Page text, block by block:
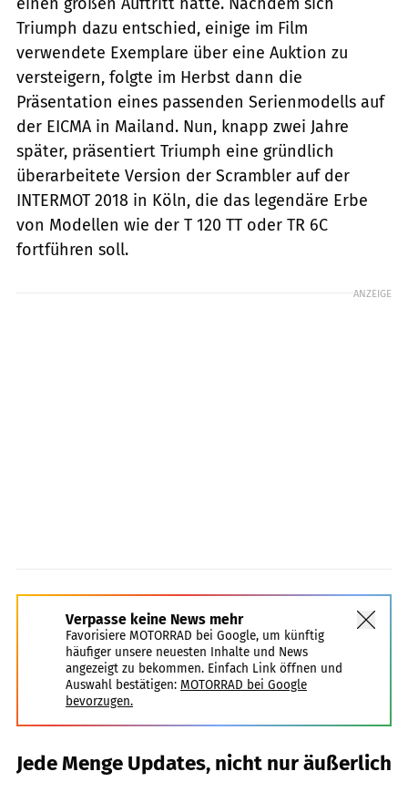
Triumph dazu entschied, einige im Film
verwendete Exemplare über eine Auktion zu
versteigern, folgte im Herbst dann die
Präsentation eines passenden Serienmodells auf
der EICMA in Mailand. Nun, knapp zwei Jahre
später, präsentiert Triumph eine gründlich
überarbeitete Version der Scrambler auf der
INTERMOT 2018 in Köln, die das legendäre Erbe
von Modellen wie der T 120 TT oder TR 6C
fortführen soll.
ANZEIGE
Verpasse keine News mehr
Favorisiere MOTORRAD bei Google, um künftig
häufiger unsere neuesten Inhalte und News
angezeigt zu bekommen. Einfach Link öffnen und
Auswahl bestätigen: MOTORRAD bei Google
bevorzugen.
Jede Menge Updates, nicht nur äußerlich